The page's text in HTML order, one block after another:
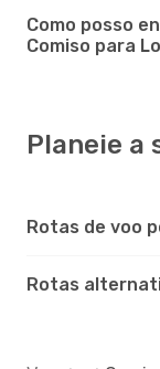
Como posso
Comiso para
Planeie a
Rotas de voo
Rotas